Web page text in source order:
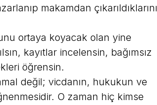
makamdan çıkarıldıklarını
ortaya koyacak olan yine
kayıtlar incelensin, bağımsız
öğrensin.
değil; vicdanın, hukukun ve
O zaman hiç kimse